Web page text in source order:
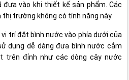
vào khi thiết kế sản phẩm. Các
trường không có tính năng này.
trí đặt bình nước vào phía dưới của
dụng dễ dàng đưa bình nước cắm
trên đỉnh như các dòng cây nước